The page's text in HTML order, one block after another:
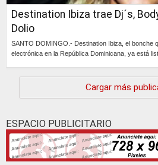
Destination Ibiza trae Dj´s,
Dolio
SANTO DOMINGO.- Destination Ibiza, el bonche
electrónica en la República Dominicana, ya está
Cargar más
ESPACIO PUBLICITARIO